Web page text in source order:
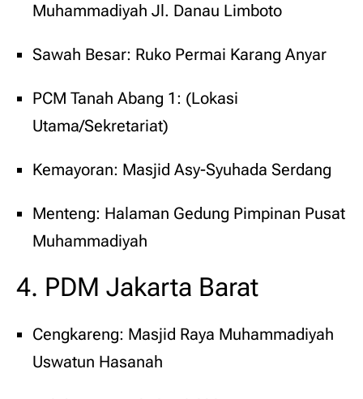
Muhammadiyah Jl. Danau Limboto
Sawah Besar: Ruko Permai Karang Anyar
PCM Tanah Abang 1: (Lokasi
Utama/Sekretariat)
Kemayoran: Masjid Asy-Syuhada Serdang
Menteng: Halaman Gedung Pimpinan Pusat
Muhammadiyah
4. PDM Jakarta Barat
Cengkareng: Masjid Raya Muhammadiyah
Uswatun Hasanah